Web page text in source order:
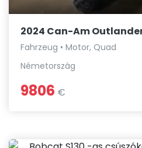
2024 Can-Am Outlander
Fahrzeug • Motor, Quad
Németország
9806 €